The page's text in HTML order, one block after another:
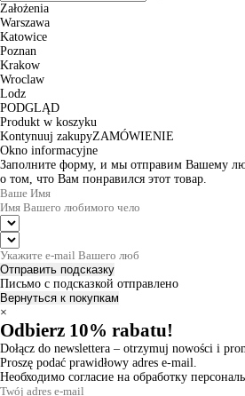
Założenia
Warszawa
Katowice
Poznan
Krakow
Wroclaw
Lodz
PODGLĄD
Produkt w koszyku
Kontynuuj zakupyZAMÓWIENIE
Okno informacyjne
Заполните форму, и мы отправим Вашему
о том, что Вам понравился этот товар.
Отправить подсказку
Письмо с подсказкой отправлено
Вернуться к покупкам
×
Odbierz 10% rabatu!
Dołącz do newslettera – otrzymuj nowości i
Proszę podać prawidłowy adres e-mail.
Необходимо согласие на обработку